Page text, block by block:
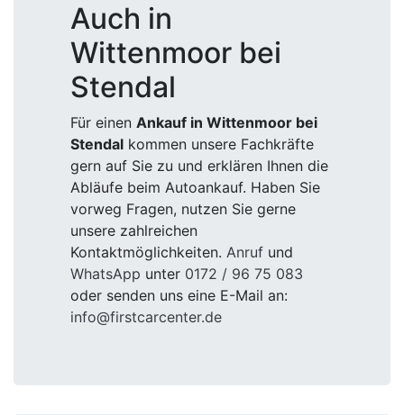
Auch in
Wittenmoor bei
Stendal
Für einen Ankauf in Wittenmoor bei
Stendal kommen unsere Fachkräfte
gern auf Sie zu und erklären Ihnen die
Abläufe beim Autoankauf. Haben Sie
vorweg Fragen, nutzen Sie gerne
unsere zahlreichen
Kontaktmöglichkeiten. Anruf und
WhatsApp unter 0172 / 96 75 083
oder senden uns eine E-Mail an:
info@firstcarcenter.de